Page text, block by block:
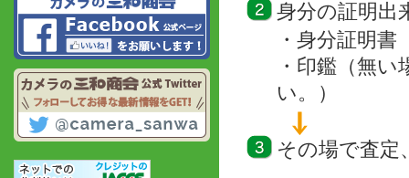
身分の証明出
・身分証明
・印鑑（無
い。）
その場で査定